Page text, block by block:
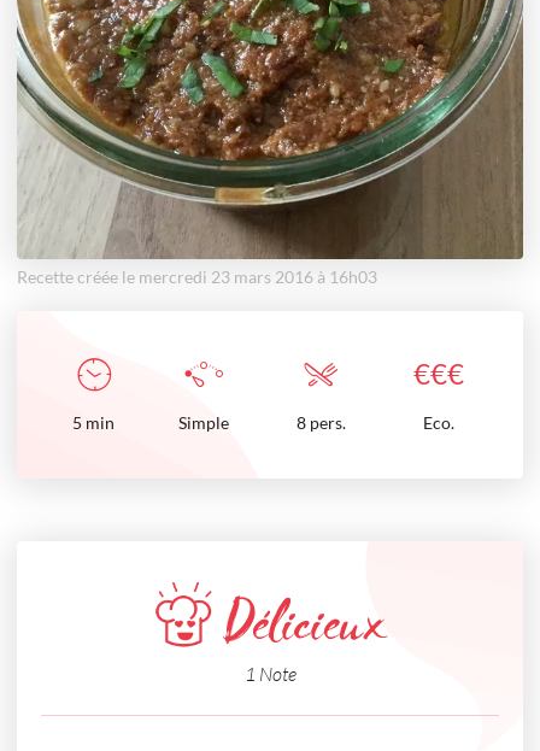
Recette créée le mercredi 23 mars 2016 à 16h03
€€€
5 min Simple 8 pers. Eco.
Délicieux
1 Note